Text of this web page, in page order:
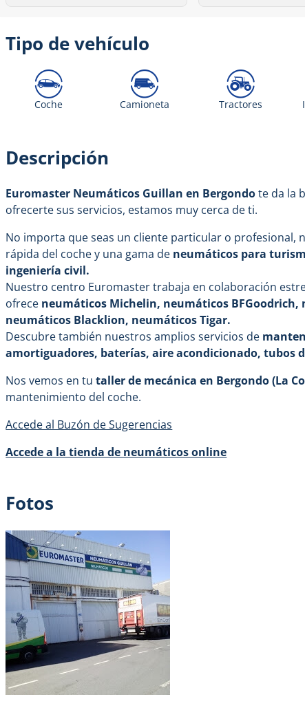
Tipo de vehículo
Coche Camioneta Tractores
Descripción
Euromaster Neumáticos Guillan en Bergondote da la
ofrecerte sus servicios, estamos muy cerca de ti.
No importa que seas un cliente particular o profesional,
rápida del coche y una gama de neumáticos para
ingeniería civil.
Nuestro centro Euromaster trabaja en colaboración
ofrece neumáticos Michelin, neumáticos
neumáticos Blacklion, neumáticos Tigar.
Descubre también nuestros amplios servicios de
amortiguadores, baterías, aire acondicionado, tubos
Nos vemos en tutaller de mecánica en Bergondo (La
mantenimiento del coche.
Accede al Buzón de Sugerencias
Accede a la tienda de neumáticos online
Fotos